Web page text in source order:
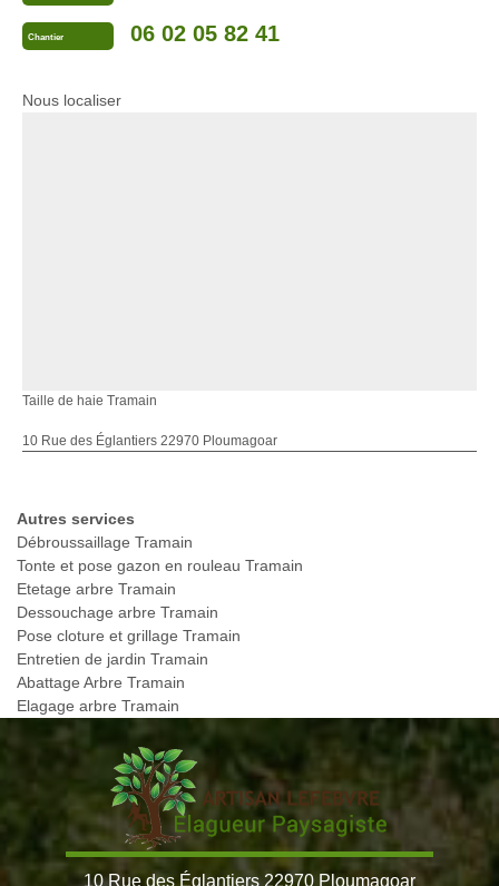
Chantier 06 02 05 82 41
Nous localiser
Taille de haie Tramain
10 Rue des Églantiers 22970 Ploumagoar
Autres services
Débroussaillage Tramain
Tonte et pose gazon en rouleau Tramain
Etetage arbre Tramain
Dessouchage arbre Tramain
Pose cloture et grillage Tramain
Entretien de jardin Tramain
Abattage Arbre Tramain
Elagage arbre Tramain
10 Rue des Églantiers 22970 Ploumagoar